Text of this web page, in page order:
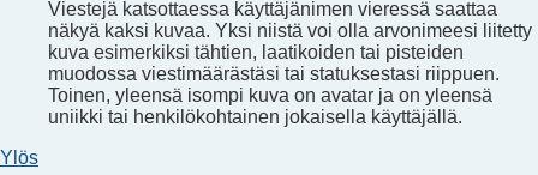
Viestejä katsottaessa käyttäjänimen vieressä saattaa
näkyä kaksi kuvaa. Yksi niistä voi olla arvonimeesi liitetty
kuva esimerkiksi tähtien, laatikoiden tai pisteiden
muodossa viestimäärästäsi tai statuksestasi riippuen.
Toinen, yleensä isompi kuva on avatar ja on yleensä
uniikki tai henkilökohtainen jokaisella käyttäjällä.
Ylös